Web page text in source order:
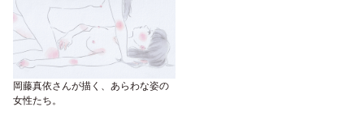
岡藤真依さんが描く、あらわな姿の
女性たち。